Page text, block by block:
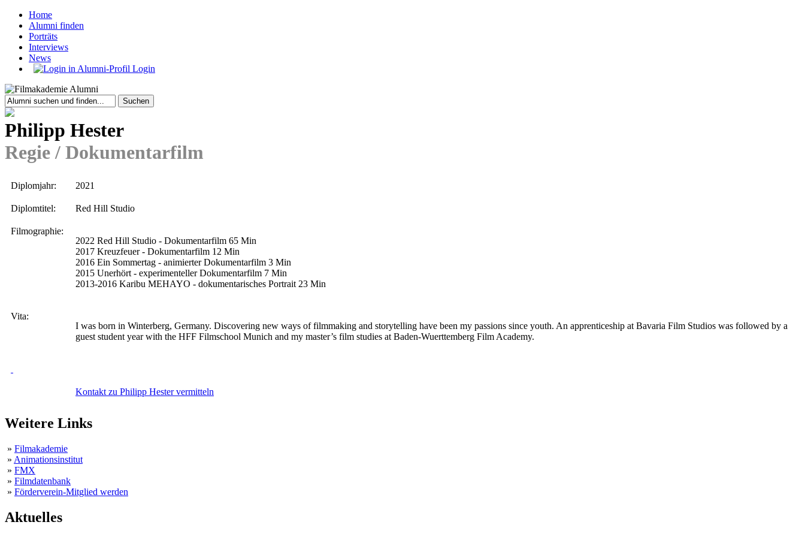
Home
Alumni finden
Porträts
Interviews
News
Login
Philipp Hester
Regie / Dokumentarfilm
Diplomjahr: 2021
Diplomtitel: Red Hill Studio
Filmographie:
2022 Red Hill Studio - Dokumentarfilm 65 Min
2017 Kreuzfeuer - Dokumentarfilm 12 Min
2016 Ein Sommertag - animierter Dokumentarfilm 3 Min
2015 Unerhört - experimenteller Dokumentarfilm 7 Min
2013-2016 Karibu MEHAYO - dokumentarisches Portrait 23 Min
Vita:
I was born in Winterberg, Germany. Discovering new ways of filmmaking and storytelling have been my passions since youth. An apprenticeship at Bavaria Film Studios was followed by a
guest student year with the HFF Filmschool Munich and my master’s film studies at Baden-Wuerttemberg Film Academy.
Kontakt zu Philipp Hester vermitteln
Weitere Links
» Filmakademie
» Animationsinstitut
» FMX
» Filmdatenbank
» Förderverein-Mitglied werden
Aktuelles